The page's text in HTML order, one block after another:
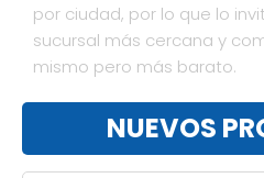
por ciudad, por lo que lo
sucursal más cercana y
mismo pero más barato.
NUEVOS